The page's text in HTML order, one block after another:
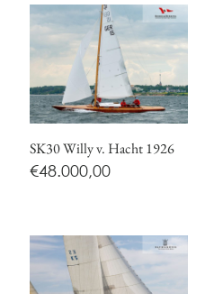
SK30 Willy v. Hacht 1926
€48.000,00